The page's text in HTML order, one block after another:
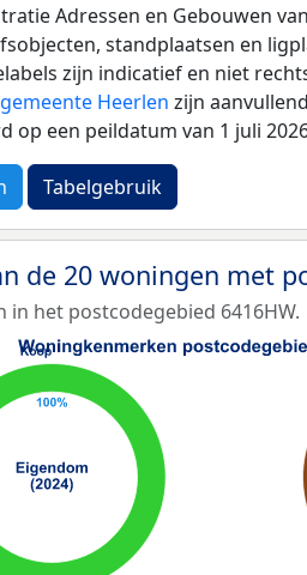
Adressen en Gebouwen
standplaatsen en
zijn indicatief en niet
Heerlen zijn
op een peildatum van 1 juli
Tabelgebruik
de 20 woningen met
in het postcodegebied 6416HW.